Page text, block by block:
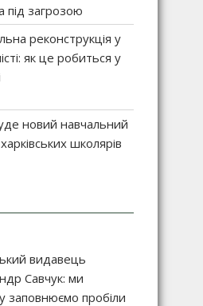
під загрозою
реконструкція у
як це робиться у
новий навчальний
школярів
видавець
Савчук: ми
заповнюємо пробіли